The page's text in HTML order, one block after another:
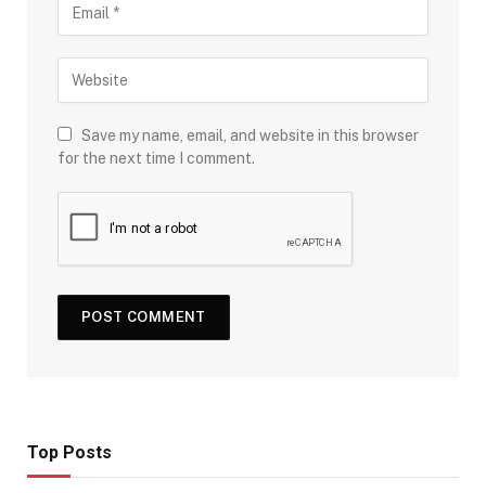
Save my name, email, and website in this browser
for the next time I comment.
Top Posts